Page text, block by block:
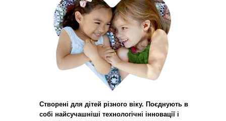
Створені для дітей різного віку. Поєднують в
собі найсучашніші технологічні інновації і